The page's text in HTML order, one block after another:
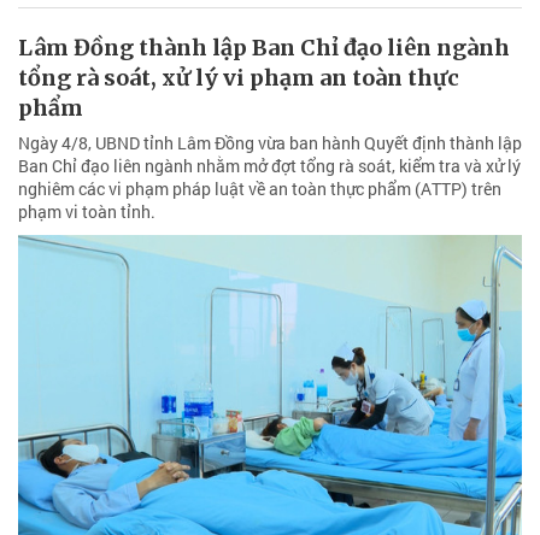
Lâm Đồng thành lập Ban Chỉ đạo liên ngành
tổng rà soát, xử lý vi phạm an toàn thực
Ngày 4/8, UBND tỉnh Lâm Đồng vừa ban hành Quyết định thành lập
Ban Chỉ đạo liên ngành nhằm mở đợt tổng rà soát, kiểm tra và xử lý
nghiêm các vi phạm pháp luật về an toàn thực phẩm (ATTP) trên
phạm vi toàn tỉnh.